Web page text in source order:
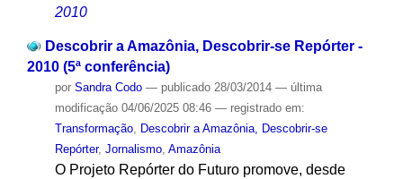
2010
Descobrir a Amazônia, Descobrir-se Repórter -
2010 (5ª conferência)
por Sandra Codo — publicado28/03/2014 — última
modificação04/06/2025 08:46 — registrado em:
Transformação, Descobrir a Amazônia, Descobrir-se
Repórter, Jornalismo, Amazônia
O Projeto Repórter do Futuro promove, desde